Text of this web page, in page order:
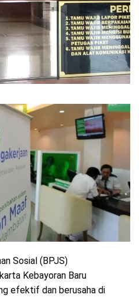
Sosial (BPJS)
Kebayoran Baru
efektif dan berusaha di